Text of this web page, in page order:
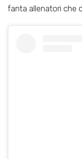
fanta allenatori che